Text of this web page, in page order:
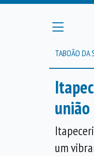
TABOÃO DA
união
um